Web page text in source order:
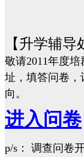
【升学辅导
敬请2011年度
址，填答问卷
向。
进入问卷
p/s： 调查问卷